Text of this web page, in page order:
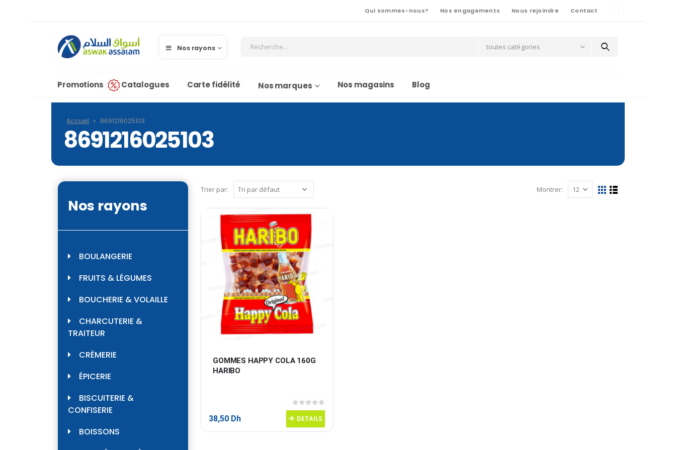
Qui sommes-nous? Nos engagements Nous rejoindre Contact
Nos rayons toutes catégories
Promotions Catalogues Carte fidélité Nos marques Nos magasins Blog
Accueil » 8691216025103
8691216025103
Trier par: Montrer:
GOMMES HAPPY COLA 160G
HARIBO
0sur 5
38,50 Dh DETAILS
Nos rayons
BOULANGERIE
FRUITS & LÉGUMES
BOUCHERIE & VOLAILLE
CHARCUTERIE &
TRAITEUR
CRÈMERIE
ÉPICERIE
BISCUITERIE &
CONFISERIE
BOISSONS